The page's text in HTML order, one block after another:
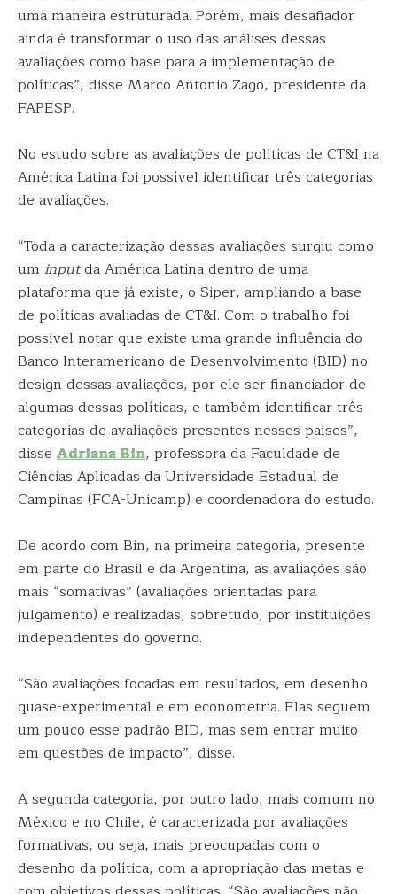
uma maneira estruturada. Porém, mais desafiador
ainda é transformar o uso das análises dessas
avaliações como base para a implementação de
políticas”, disse Marco Antonio Zago, presidente da
FAPESP.
No estudo sobre as avaliações de políticas de CT&I na
América Latina foi possível identificar três categorias
de avaliações.
“Toda a caracterização dessas avaliações surgiu como
um inputda América Latina dentro de uma
plataforma que já existe, o Siper, ampliando a base
de políticas avaliadas de CT&I. Com o trabalho foi
possível notar que existe uma grande influência do
Banco Interamericano de Desenvolvimento (BID) no
design dessas avaliações, por ele ser financiador de
algumas dessas políticas, e também identificar três
categorias de avaliações presentes nesses países”,
disse Adriana Bin, professora da Faculdade de
Ciências Aplicadas da Universidade Estadual de
Campinas (FCA-Unicamp) e coordenadora do estudo.
De acordo com Bin, na primeira categoria, presente
em parte do Brasil e da Argentina, as avaliações são
mais “somativas” (avaliações orientadas para
julgamento) e realizadas, sobretudo, por instituições
independentes do governo.
“São avaliações focadas em resultados, em desenho
quase-experimental e em econometria. Elas seguem
um pouco esse padrão BID, mas sem entrar muito
em questões de impacto”, disse.
A segunda categoria, por outro lado, mais comum no
México e no Chile, é caracterizada por avaliações
formativas, ou seja, mais preocupadas com o
desenho da política, com a apropriação das metas e